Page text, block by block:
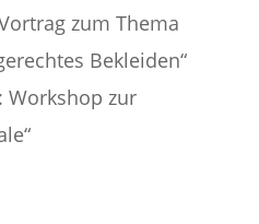
zum Thema
Bekleiden“
Workshop zur